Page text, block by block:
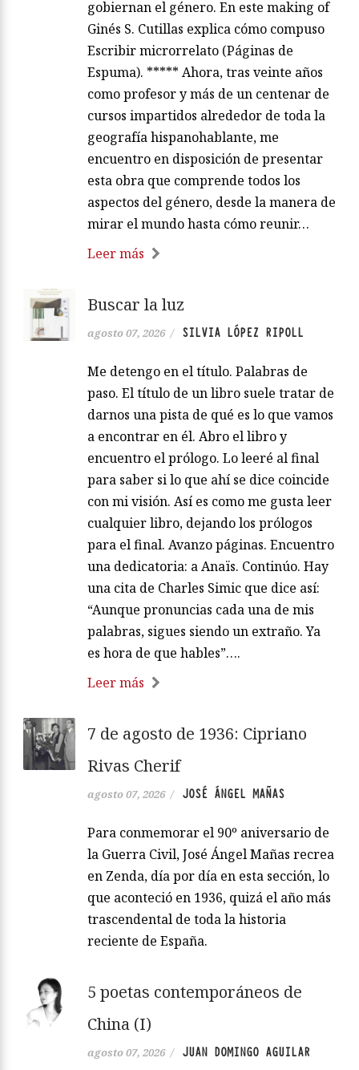
gobiernan el género. En este making of
Ginés S. Cutillas explica cómo compuso
Escribir microrrelato (Páginas de
Espuma). ***** Ahora, tras veinte años
como profesor y más de un centenar de
cursos impartidos alrededor de toda la
geografía hispanohablante, me
encuentro en disposición de presentar
esta obra que comprende todos los
aspectos del género, desde la manera de
mirar el mundo hasta cómo reunir…
Leer más
Buscar la luz
agosto 07, 2026 / SILVIA LÓPEZ RIPOLL
Me detengo en el título. Palabras de
paso. El título de un libro suele tratar de
darnos una pista de qué es lo que vamos
a encontrar en él. Abro el libro y
encuentro el prólogo. Lo leeré al final
para saber si lo que ahí se dice coincide
con mi visión. Así es como me gusta leer
cualquier libro, dejando los prólogos
para el final. Avanzo páginas. Encuentro
una dedicatoria: a Anaïs. Continúo. Hay
una cita de Charles Simic que dice así:
“Aunque pronuncias cada una de mis
palabras, sigues siendo un extraño. Ya
es hora de que hables”….
Leer más
7 de agosto de 1936: Cipriano
Rivas Cherif
agosto 07, 2026 / JOSÉ ÁNGEL MAÑAS
Para conmemorar el 90º aniversario de
la Guerra Civil, José Ángel Mañas recrea
en Zenda, día por día en esta sección, lo
que aconteció en 1936, quizá el año más
trascendental de toda la historia
reciente de España.
5 poetas contemporáneos de
China (I)
agosto 07, 2026 / JUAN DOMINGO AGUILAR